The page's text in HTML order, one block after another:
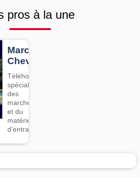
pros à la une
Marcheurs
Chevaux
Téléhorse,
spécialiste
des
marcheurs
et du
matériel
d’entrainement